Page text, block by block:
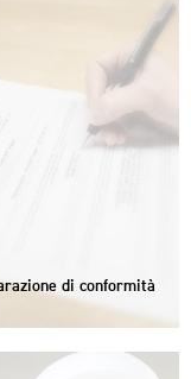
di conformità